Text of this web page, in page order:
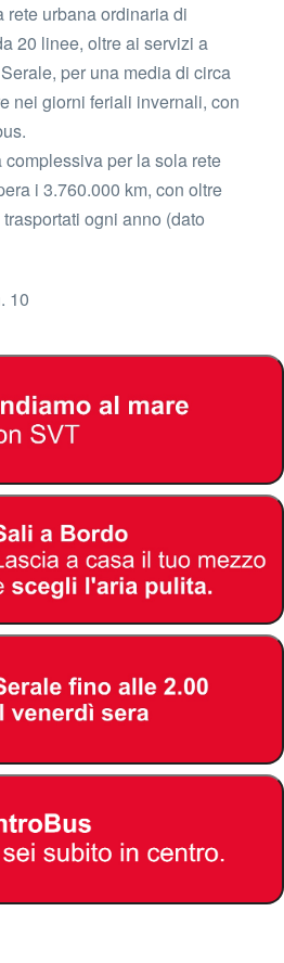
urbana ordinaria di
20 linee, oltre ai servizi a
per una media di circa
nei giorni feriali invernali, con
per la sola rete
i 3.760.000 km, con oltre
ogni anno (dato
10